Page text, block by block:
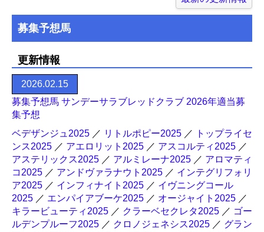
募集予想馬
更新情報
2026.02.15
募集予想馬 サンデーサラブレッドクラブ 2026年適当募
集予想
ベデザンジュ2025 ／ リトルポピー2025 ／
トップライセ
ンス2025 ／ アエロリット2025 ／ アスコルティ2025 ／
アステリックス2025 ／ アルミレーナ2025 ／ アロマティ
コ2025 ／ アンドヴァラナウト2025 ／ インテグリフォリ
ア2025 ／ インフィナイト2025 ／ イヴニングコール
2025 ／ エンパイアブーケ2025 ／ オージャイト2025 ／
キラービューティ2025 ／ クラーベセクレタ2025 ／ ゴー
ルデンプルーフ2025 ／ クロノジェネシス2025 ／ グラン